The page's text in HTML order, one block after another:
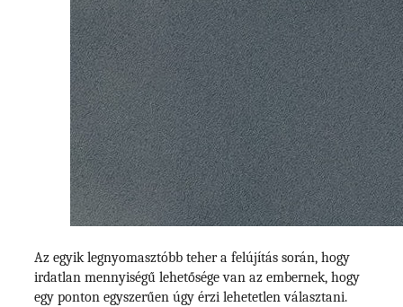
Az egyik legnyomasztóbb teher a felújítás során, hogy
irdatlan mennyiségű lehetősége van az embernek, hogy
egy ponton egyszerűen úgy érzi lehetetlen választani.